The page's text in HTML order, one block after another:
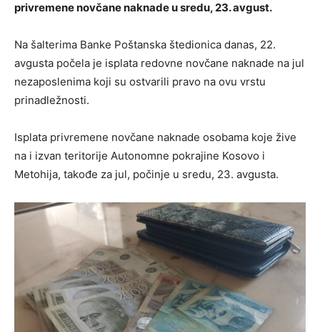
privremene novčane naknade u sredu, 23. avgust.
Na šalterima Banke Poštanska štedionica danas, 22.
avgusta počela je isplata redovne novčane naknade na jul
nezaposlenima koji su ostvarili pravo na ovu vrstu
prinadležnosti.
Isplata privremene novčane naknade osobama koje žive
na i izvan teritorije Autonomne pokrajine Kosovo i
Metohija, takođe za jul, počinje u sredu, 23. avgusta.